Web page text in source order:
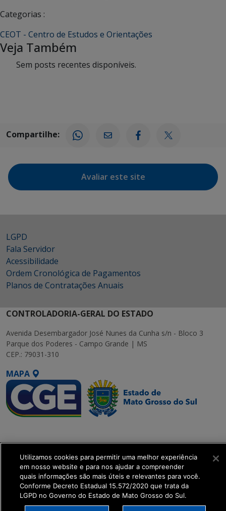
Categorias :
CEOT - Centro de Estudos e Orientações
Veja Também
Sem posts recentes disponíveis.
Compartilhe:
Avaliar este site
LGPD
Fala Servidor
Acessibilidade
Ordem Cronológica de Pagamentos
Planos de Contratações Anuais
CONTROLADORIA-GERAL DO ESTADO
Avenida Desembargador José Nunes da Cunha s/n - Bloco 3
Parque dos Poderes - Campo Grande | MS
CEP.: 79031-310
MAPA
Executiva de
Transformação Digital
get_footer();
Utilizamos cookies para permitir uma melhor experiência
em nosso website e para nos ajudar a compreender
quais informações são mais úteis e relevantes para você.
Conforme Decreto Estadual 15.572/2020 que trata da
LGPD no Governo do Estado de Mato Grosso do Sul.